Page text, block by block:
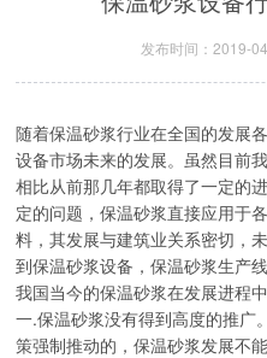
发布时间：2019-
随着保温砂浆行业在全国的发展
设备市场未来的发展。虽然目前
相比从前那几年都取得了一定的
定的问题，保温砂浆直接应用于
料，其发展与建筑业关系密切，
到保温砂浆设备，保温砂浆生产
我国当今的保温砂浆在发展进程
一.保温砂浆没有得到高度的推广
策强制推动的，保温砂浆发展不